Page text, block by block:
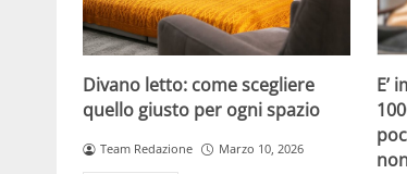
Divano letto: come scegliere
quello giusto per ogni spazio
Team Redazione Marzo 10, 2026
E’